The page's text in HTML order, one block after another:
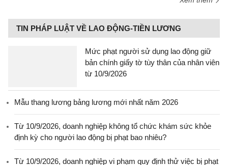
TIN PHÁP LUẬT VỀ LAO ĐỘNG-TIỀN LƯƠNG
Mức phạt người sử dụng lao động giữ
bản chính giấy tờ tùy thân của nhân viên
từ 10/9/2026
Mẫu thang lương bảng lương mới nhất năm 2026
Từ 10/9/2026, doanh nghiệp không tổ chức khám sức khỏe
định kỳ cho người lao động bị phạt bao nhiêu?
Từ 10/9/2026, doanh nghiệp vi phạm quy định thử việc bị phạt